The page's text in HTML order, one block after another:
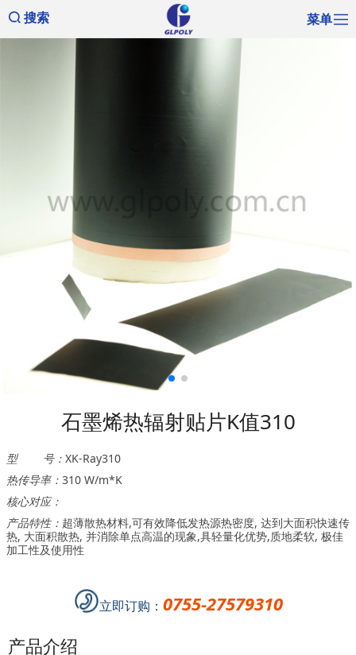
搜索 菜单
石墨烯热辐射贴片K值310
型 号： XK-Ray310
热传导率： 310 W/m*K
核心对应：
产品特性： 超薄散热材料,可有效降低发热源热密度, 达到大面积快速传
热, 大面积散热, 并消除单点高温的现象,具轻量化优势,质地柔软, 极佳
加工性及使用性
立即订购： 0755-27579310
产品介绍